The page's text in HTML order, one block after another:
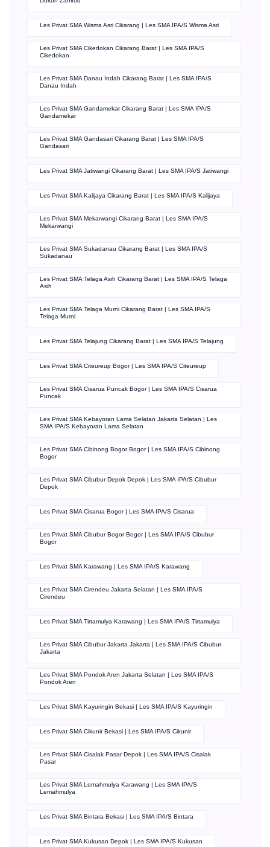
Les Privat SMA Wisma Asri Cikarang | Les SMA IPA/S Wisma Asri
Les Privat SMA Cikedokan Cikarang Barat | Les SMA IPA/S
Cikedokan
Les Privat SMA Danau Indah Cikarang Barat | Les SMA IPA/S
Danau Indah
Les Privat SMA Gandamekar Cikarang Barat | Les SMA IPA/S
Gandamekar
Les Privat SMA Gandasari Cikarang Barat | Les SMA IPA/S
Gandasari
Les Privat SMA Jatiwangi Cikarang Barat | Les SMA IPA/S Jatiwangi
Les Privat SMA Kalijaya Cikarang Barat | Les SMA IPA/S Kalijaya
Les Privat SMA Mekarwangi Cikarang Barat | Les SMA IPA/S
Mekarwangi
Les Privat SMA Sukadanau Cikarang Barat | Les SMA IPA/S
Sukadanau
Les Privat SMA Telaga Asih Cikarang Barat | Les SMA IPA/S Telaga
Asih
Les Privat SMA Telaga Murni Cikarang Barat | Les SMA IPA/S
Telaga Murni
Les Privat SMA Telajung Cikarang Barat | Les SMA IPA/S Telajung
Les Privat SMA Citeureup Bogor | Les SMA IPA/S Citeureup
Les Privat SMA Cisarua Puncak Bogor | Les SMA IPA/S Cisarua
Puncak
Les Privat SMA Kebayoran Lama Selatan Jakarta Selatan | Les
SMA IPA/S Kebayoran Lama Selatan
Les Privat SMA Cibinong Bogor Bogor | Les SMA IPA/S Cibinong
Bogor
Les Privat SMA Cibubur Depok Depok | Les SMA IPA/S Cibubur
Depok
Les Privat SMA Cisarua Bogor | Les SMA IPA/S Cisarua
Les Privat SMA Cibubur Bogor Bogor | Les SMA IPA/S Cibubur
Bogor
Les Privat SMA Karawang | Les SMA IPA/S Karawang
Les Privat SMA Cirendeu Jakarta Selatan | Les SMA IPA/S
Cirendeu
Les Privat SMA Tirtamulya Karawang | Les SMA IPA/S Tirtamulya
Les Privat SMA Cibubur Jakarta Jakarta | Les SMA IPA/S Cibubur
Jakarta
Les Privat SMA Pondok Aren Jakarta Selatan | Les SMA IPA/S
Pondok Aren
Les Privat SMA Kayuringin Bekasi | Les SMA IPA/S Kayuringin
Les Privat SMA Cikunir Bekasi | Les SMA IPA/S Cikunir
Les Privat SMA Cisalak Pasar Depok | Les SMA IPA/S Cisalak
Pasar
Les Privat SMA Lemahmulya Karawang | Les SMA IPA/S
Lemahmulya
Les Privat SMA Bintara Bekasi | Les SMA IPA/S Bintara
Les Privat SMA Kukusan Depok | Les SMA IPA/S Kukusan